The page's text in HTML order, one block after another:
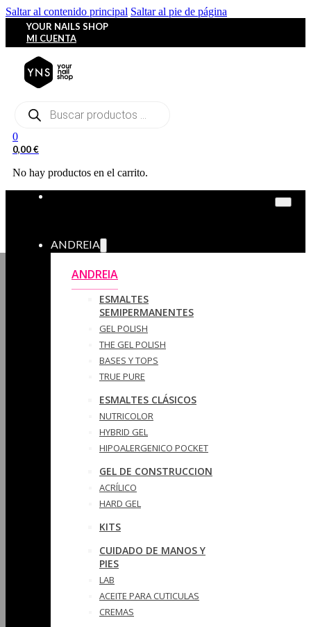
Saltar al contenido principal Saltar al pie de página
YOUR NAILS SHOP
MI CUENTA
Búsqueda
0
0,00€
No hay productos en el carrito.
ANDREIA
ANDREIA
ESMALTES
SEMIPERMANENTES
GEL POLISH
THE GEL POLISH
BASES Y‎ TOPS
TRUE PURE
ESMALTES CLÁSICOS
NUTRICOLOR
HYBRID GEL
HIPOALERGENICO POCKET
GEL DE CONSTRUCCION
ACRÍLICO
HARD GEL
KITS
CUIDADO DE MANOS Y
PIES
LAB
ACEITE PARA CUTICULAS
CREMAS